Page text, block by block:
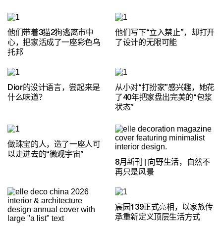
他们带着3猫2狗逃离市中
心，把家活成了一座彩色乌
托邦
他们写下“立入禁止”，却打开
了设计的无限可能
Dior的设计语言，尝起来是
什么味道？
从小对“打扮家”感兴趣，她花
了40年把家盘出完美的“包浆
状态”
做珠宝的人，造了一座人可
以走进去的“微观宇宙”
8月新刊 | 向野生活，自然不
再只是风景
宸园139正式亮相，以家族传
承重新定义顶层生活方式